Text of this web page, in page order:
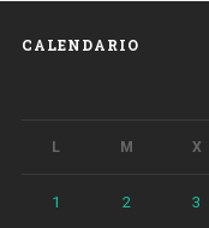
CALENDARIO
L M X
1 2 3